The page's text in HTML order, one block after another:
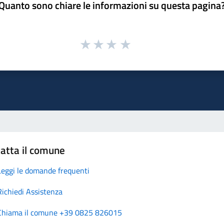
sono chiare le informazioni su questa
il comune
le domande frequenti
Assistenza
il comune +39 0825 826015